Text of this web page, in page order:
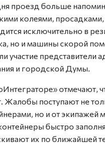
проезд больше
колеями,
исключительно в
но и машины скорой
участие представители
и городской Думы.
отмечают,
Жалобы поступают не
но и от
быстро
их по ближайшей